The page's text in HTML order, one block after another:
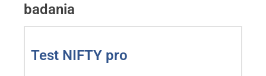
badania
Test NIFTY pro